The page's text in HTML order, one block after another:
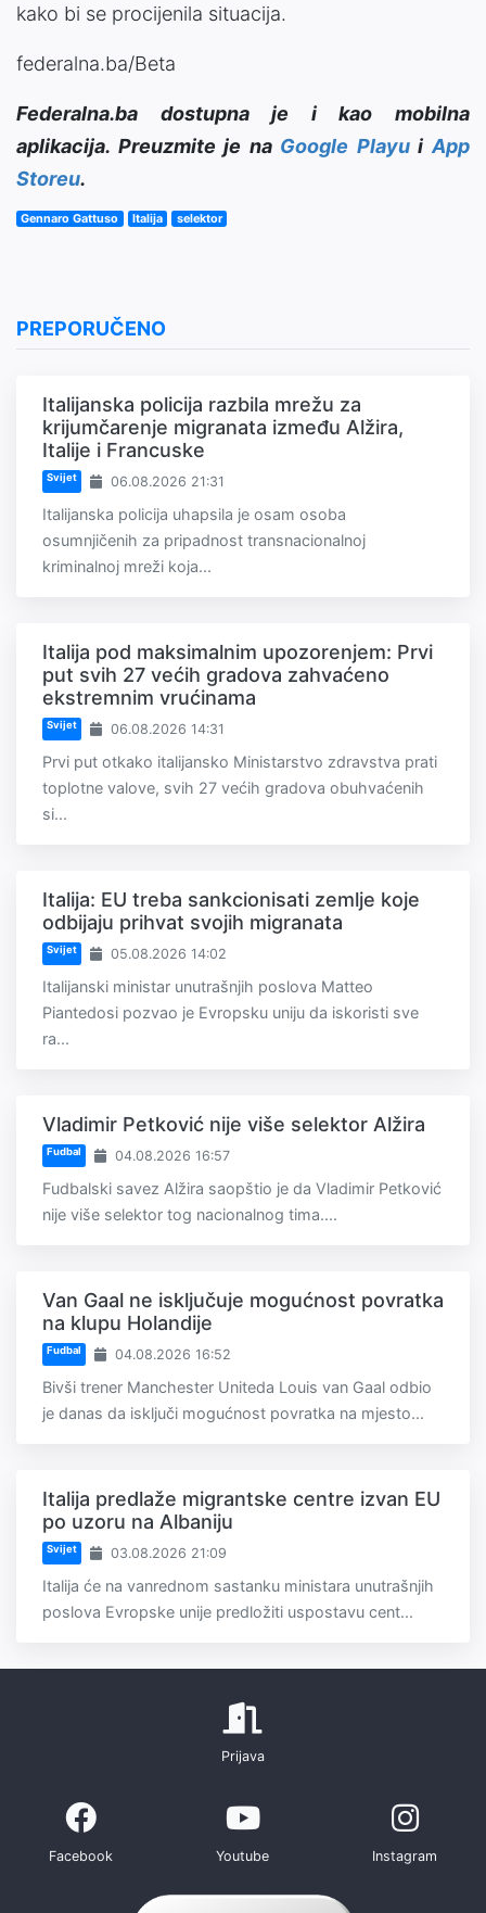
kako bi se procijenila situacija.
federalna.ba/Beta
Federalna.ba dostupna je i kao mobilna
aplikacija. Preuzmite je na Google PlayuiApp
Storeu.
Gennaro Gattuso Italija selektor
PREPORUČENO
Italijanska policija razbila mrežu za
krijumčarenje migranata između Alžira,
Italije i Francuske
Svijet 06.08.2026 21:31
Italijanska policija uhapsila je osam osoba
osumnjičenih za pripadnost transnacionalnoj
kriminalnoj mreži koja...
Italija pod maksimalnim upozorenjem: Prvi
put svih 27 većih gradova zahvaćeno
ekstremnim vrućinama
Svijet 06.08.2026 14:31
Prvi put otkako italijansko Ministarstvo zdravstva prati
toplotne valove, svih 27 većih gradova obuhvaćenih
si...
Italija: EU treba sankcionisati zemlje koje
odbijaju prihvat svojih migranata
Svijet 05.08.2026 14:02
Italijanski ministar unutrašnjih poslova Matteo
Piantedosi pozvao je Evropsku uniju da iskoristi sve
ra...
Vladimir Petković nije više selektor Alžira
Fudbal 04.08.2026 16:57
Fudbalski savez Alžira saopštio je da Vladimir Petković
nije više selektor tog nacionalnog tima....
Van Gaal ne isključuje mogućnost povratka
na klupu Holandije
Fudbal 04.08.2026 16:52
Bivši trener Manchester Uniteda Louis van Gaal odbio
je danas da isključi mogućnost povratka na mjesto...
Italija predlaže migrantske centre izvan EU
po uzoru na Albaniju
Svijet 03.08.2026 21:09
Italija će na vanrednom sastanku ministara unutrašnjih
poslova Evropske unije predložiti uspostavu cent...
Prijava
Facebook Youtube Instagram